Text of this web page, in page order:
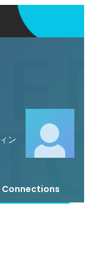
ン
Connections